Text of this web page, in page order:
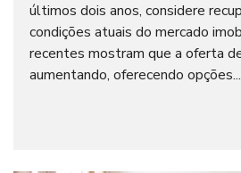
últimos dois anos, considere
condições atuais do mercado
recentes mostram que a oferta
aumentando, oferecendo opções...